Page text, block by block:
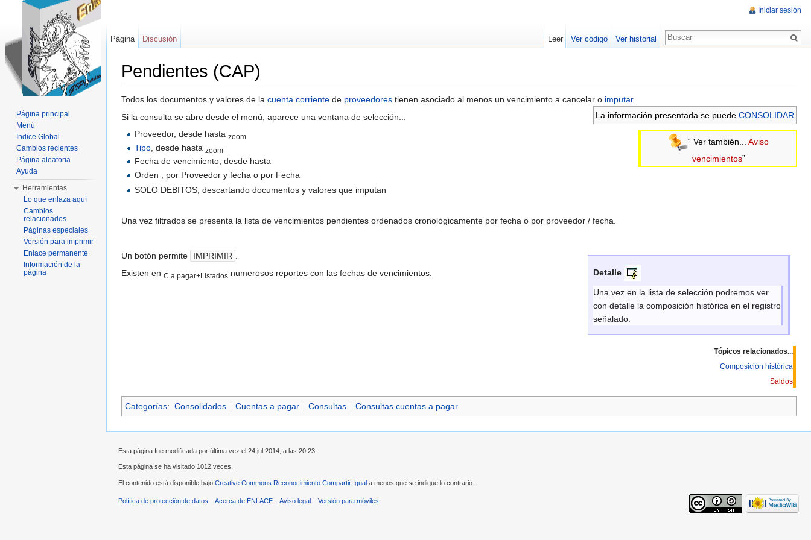
Pendientes (CAP)
Todos los documentos y valores de la cuenta corriente de proveedores tienen asociado al menos un vencimiento a cancelar o imputar.
La información presentada se puedeCONSOLIDAR
“ Ver también...Aviso
vencimientos”
Si la consulta se abre desde el menú, aparece una ventana de selección...
Proveedor, desde hastazoom
Tipo , desde hastazoom
Fecha de vencimiento, desde hasta
Orden , por Proveedor y fecha o por Fecha
SOLO DEBITOS, descartando documentos y valores que imputan
Una vez filtrados se presenta la lista de vencimientos pendientes ordenados cronológicamente por fecha o por proveedor / fecha.
Detalle
Una vez en la lista de selección podremos ver
con detalle la composición histórica en el registro
señalado.
Un botón permite IMPRIMIR
Existen en C a pagar+Listados numerosos reportes con las fechas de vencimientos.
Tópicos relacionados...
Composición histórica
Saldos
Categorías: Consolidados Cuentas a pagar Consultas Consultas cuentas a pagar
Iniciar sesión
Página Discusión Leer Ver código Ver historial
Página principal
Menú
Indice Global
Cambios recientes
Página aleatoria
Ayuda
Herramientas
Lo que enlaza aquí
Cambios
relacionados
Páginas especiales
Versión para imprimir
Enlace permanente
Información de la
página
Esta página fue modificada por última vez el 24 jul 2014, a las 20:23.
Esta página se ha visitado 1012 veces.
El contenido está disponible bajo Creative Commons Reconocimiento Compartir Igual a menos que se indique lo contrario.
Política de protección de datos Acerca de ENLACE Aviso legal Versión para móviles